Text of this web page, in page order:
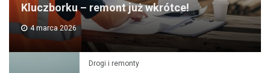
Kluczborku – remont już wkrótce!
4 marca 2026
Drogi i remonty